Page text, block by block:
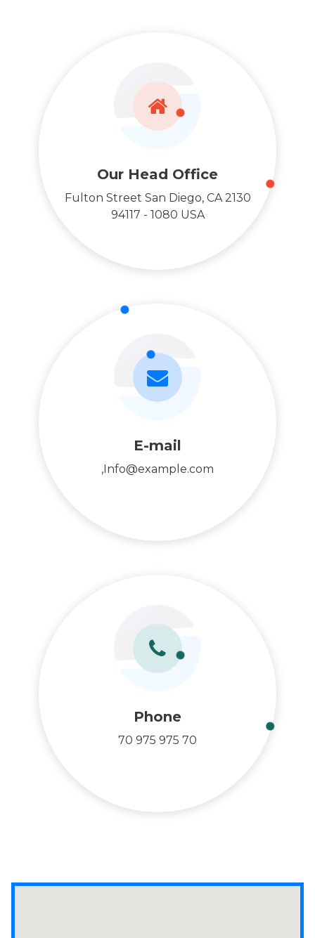
Our Head Office
2130 Fulton Street San Diego, CA
94117 - 1080 USA
E-mail
Info@example.com,
Phone
70 975 975 70